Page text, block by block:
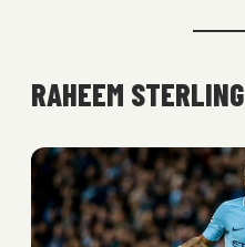
RAHEEM STERLING